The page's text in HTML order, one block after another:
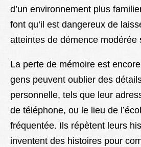
d’un environnement plus
font qu’il est dangereux de
atteintes de démence modérée
La perte de mémoire est
gens peuvent oublier des
personnelle, tels que leur
de téléphone, ou le lieu de
fréquentée. Ils répètent leurs
inventent des histoires pour